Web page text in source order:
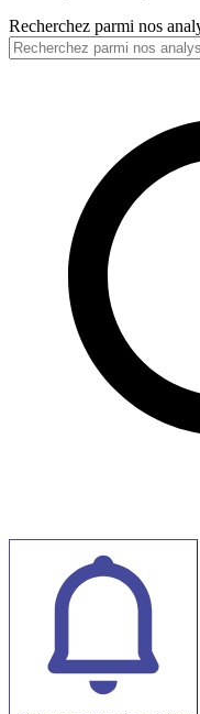
Recherchez parmi nos